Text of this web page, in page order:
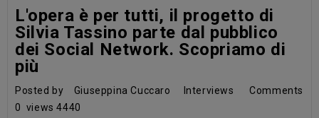
L'opera è per tutti, il progetto di
Silvia Tassino parte dal pubblico
dei Social Network. Scopriamo di
più
Posted by Giuseppina Cuccaro Interviews
Comments
0 views4440